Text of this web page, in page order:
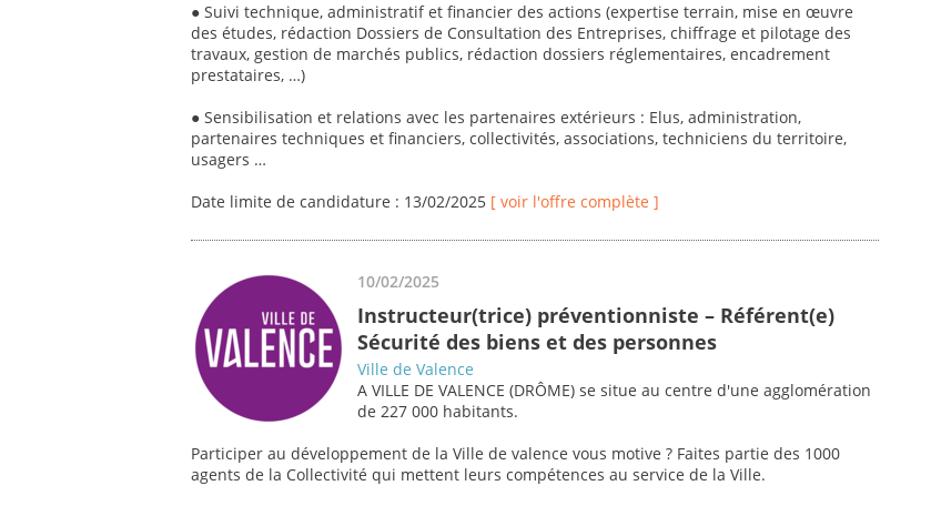
● Suivi technique, administratif et financier des actions (expertise terrain, mise en œuvre
des études, rédaction Dossiers de Consultation des Entreprises, chiffrage et pilotage des
travaux, gestion de marchés publics, rédaction dossiers réglementaires, encadrement
prestataires, …)
● Sensibilisation et relations avec les partenaires extérieurs : Elus, administration,
partenaires techniques et financiers, collectivités, associations, techniciens du territoire,
usagers …
Date limite de candidature : 13/02/2025 [ voir l'offre complète ]
10/02/2025
Instructeur(trice) préventionniste – Référent(e)
Sécurité des biens et des personnes
Ville de Valence
A VILLE DE VALENCE (DRÔME) se situe au centre d'une agglomération
de 227 000 habitants.
Participer au développement de la Ville de valence vous motive ? Faites partie des 1000
agents de la Collectivité qui mettent leurs compétences au service de la Ville.